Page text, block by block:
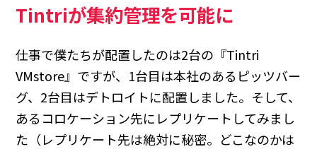
Tintriが集約管理を可能に
仕事で僕たちが配置したのは2台の『Tintri
VMstore』ですが、1台目は本社のあるピッツバー
グ、2台目はデトロイトに配置しました。そして、
あるコロケーション先にレプリケートしてみまし
た（レプリケート先は絶対に秘密。どこなのかは